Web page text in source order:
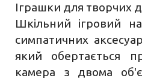
Іграшки для творчих
Шкільний ігровий
симпатичних
який обертається
камера з двома